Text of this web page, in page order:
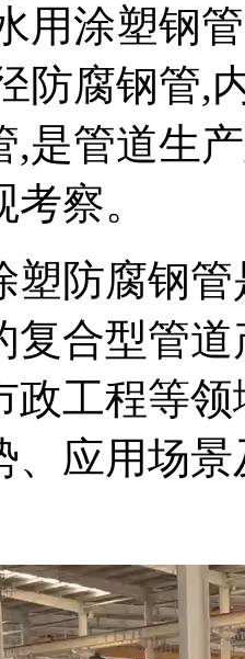
用涂塑钢
防腐钢管,
,是管道生
察。
塑防腐钢
复合型管
政工程等
、应用场